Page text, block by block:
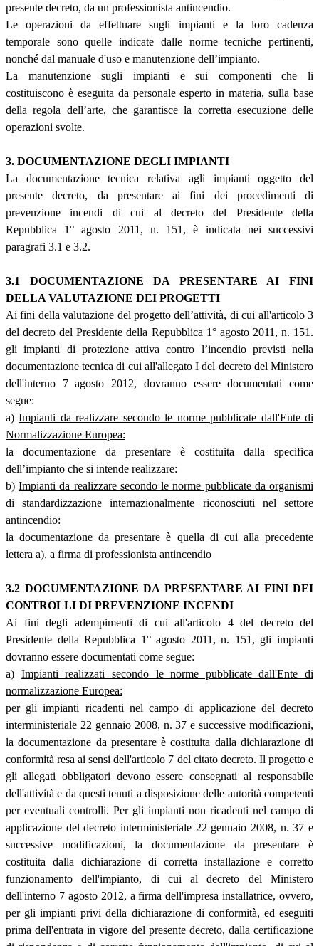
presente decreto, da un professionista antincendio.
Le operazioni da effettuare sugli impianti e la loro cadenza
temporale sono quelle indicate dalle norme tecniche pertinenti,
nonché dal manuale d'uso e manutenzione dell’impianto.
La manutenzione sugli impianti e sui componenti che li
costituiscono è eseguita da personale esperto in materia, sulla base
della regola dell’arte, che garantisce la corretta esecuzione delle
operazioni svolte.
3. DOCUMENTAZIONE DEGLI IMPIANTI
La documentazione tecnica relativa agli impianti oggetto del
presente decreto, da presentare ai fini dei procedimenti di
prevenzione incendi di cui al decreto del Presidente della
Repubblica 1° agosto 2011, n. 151, è indicata nei successivi
paragrafi 3.1 e 3.2.
3.1 DOCUMENTAZIONE DA PRESENTARE AI FINI
DELLA VALUTAZIONE DEI PROGETTI
Ai fini della valutazione del progetto dell’attività, di cui all'articolo 3
del decreto del Presidente della Repubblica 1° agosto 2011, n. 151.
gli impianti di protezione attiva contro l’incendio previsti nella
documentazione tecnica di cui all'allegato I del decreto del Ministero
dell'interno 7 agosto 2012, dovranno essere documentati come
segue:
a)Impianti da realizzare secondo le norme pubblicate dall'Ente di
Normalizzazione Europea:
la documentazione da presentare è costituita dalla specifica
dell’impianto che si intende realizzare:
b)Impianti da realizzare secondo le norme pubblicate da organismi
di standardizzazione internazionalmente riconosciuti nel settore
antincendio:
la documentazione da presentare è quella di cui alla precedente
lettera a), a firma di professionista antincendio
3.2 DOCUMENTAZIONE DA PRESENTARE AI FINI DEI
CONTROLLI DI PREVENZIONE INCENDI
Ai fini degli adempimenti di cui all'articolo 4 del decreto del
Presidente della Repubblica 1° agosto 2011, n. 151, gli impianti
dovranno essere documentati come segue:
a) Impianti realizzati secondo le norme pubblicate dall'Ente di
normalizzazione Europea:
per gli impianti ricadenti nel campo di applicazione del decreto
interministeriale 22 gennaio 2008, n. 37 e successive modificazioni,
la documentazione da presentare è costituita dalla dichiarazione di
conformità resa ai sensi dell'articolo 7 del citato decreto. Il progetto e
gli allegati obbligatori devono essere consegnati al responsabile
dell'attività e da questi tenuti a disposizione delle autorità competenti
per eventuali controlli. Per gli impianti non ricadenti nel campo di
applicazione del decreto interministeriale 22 gennaio 2008, n. 37 e
successive modificazioni, la documentazione da presentare è
costituita dalla dichiarazione di corretta installazione e corretto
funzionamento dell'impianto, di cui al decreto del Ministero
dell'interno 7 agosto 2012, a firma dell'impresa installatrice, ovvero,
per gli impianti privi della dichiarazione di conformità, ed eseguiti
prima dell'entrata in vigore del presente decreto, dalla certificazione